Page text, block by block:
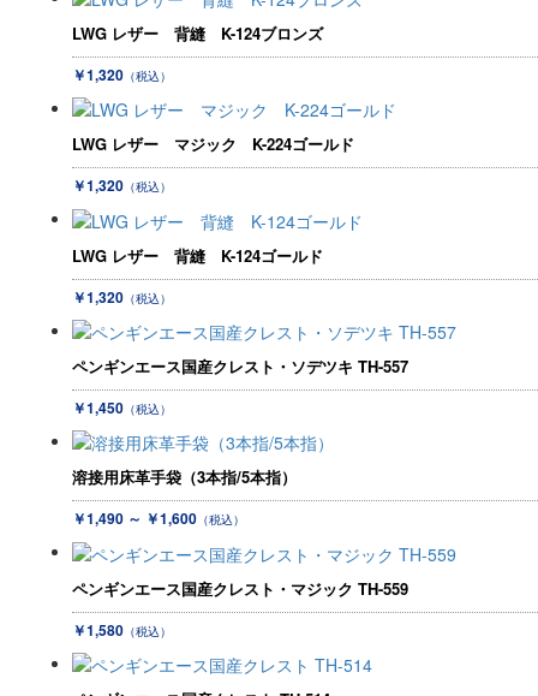
LWG レザー 背縫 K-124ブロンズ
￥1,320 （税込）
LWG レザー マジック K-224ゴールド
￥1,320 （税込）
LWG レザー 背縫 K-124ゴールド
￥1,320 （税込）
ペンギンエース国産クレスト・ソデツキ TH-557
￥1,450 （税込）
溶接用床革手袋（3本指/5本指）
￥1,490 ～ ￥1,600 （税込）
ペンギンエース国産クレスト・マジック TH-559
￥1,580 （税込）